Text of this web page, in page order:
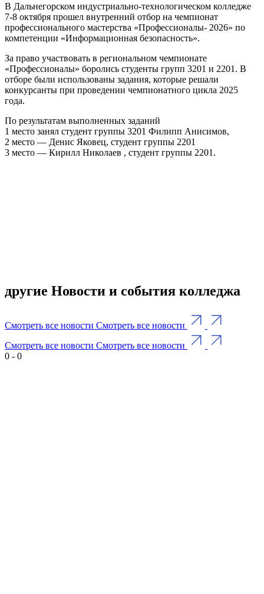
В Дальнегорском индустриально-технологическом колледже
7-8 октября прошел внутренний отбор на чемпионат
профессионального мастерства «Профессионалы- 2026» по
компетенции «Информационная безопасность».
За право участвовать в региональном чемпионате
«Профессионалы» боролись студенты групп 3201 и 2201. В
отборе были использованы задания, которые решали
конкурсанты при проведении чемпионатного цикла 2025
года.
По результатам выполненных заданий
1 место занял студент группы 3201 Филипп Анисимов,
2 место — Денис Яковец, студент группы 2201
3 место — Кирилл Николаев , студент группы 2201.
другие Новости и события колледжа
Смотреть все новости Смотреть все новости
Смотреть все новости Смотреть все новости
0 - 0